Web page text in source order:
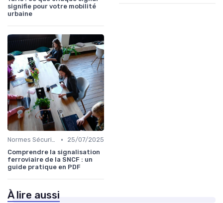
signifie pour votre mobilité
urbaine
Normes Sécurité •
25/07/2025
Comprendre la signalisation
ferroviaire de la SNCF : un
guide pratique en PDF
À lire aussi